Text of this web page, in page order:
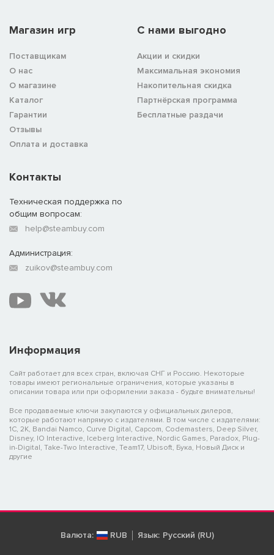
Магазин игр
Поставщикам
О нас
О магазине
Каталог
Гарантии
Отзывы
Оплата и доставка
C нами выгодно
Акции и скидки
Максимальная экономия
Накопительная скидка
Партнёрская программа
Бесплатные раздачи
Информация
Сайт работает для всех стран, включая СНГ и Россию. Некоторые
товары имеют региональные ограничения, которые указаны в
описании товара или при оформлении заказа - будьте внимательны!
Все продаваемые ключи закупаются у официальных дилеров,
которые работают напрямую с издателями. В том числе с издателями:
1C, 2K, Bandai Namco, Curve Digital, Capcom, Codemasters, Deep Silver,
Disney, IO Interactive, Iceberg Interactive, Nordic Games, Paradox, Plug-
in-Digital, Take-Two Interactive, Team17, Ubisoft, Бука, Новый Диск и
другие
Контакты
Техническая поддержка по
общим вопросам:
help@steambuy.com
Администрация:
zuikov@steambuy.com
Валюта: RUB Язык: Русский (RU)